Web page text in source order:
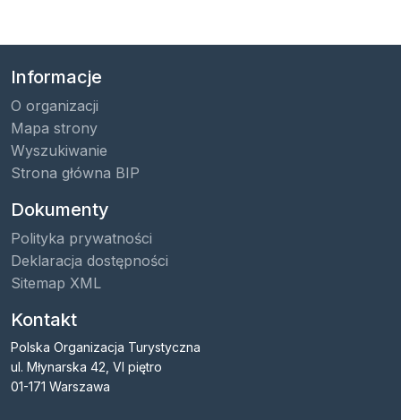
Informacje
O organizacji
Mapa strony
Wyszukiwanie
Strona główna BIP
Dokumenty
Polityka prywatności
Deklaracja dostępności
Sitemap XML
Kontakt
Polska Organizacja Turystyczna
ul. Młynarska 42, VI piętro
01-171 Warszawa